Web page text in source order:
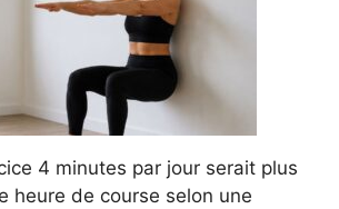
4 minutes par jour serait plus
heure de course selon une